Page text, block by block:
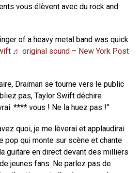
vous élèvent avec du rock and
of a heavy metal band was quick
♬ original sound – New York Post
Draiman se tourne vers le public
pas, Taylor Swift déchire
**** vous ! Ne la huez pas !”
quoi, je me lèverai et applaudirai
pop qui monte sur scène et chante
guitare en direct devant des milliers
jeunes fans. Ne parlez pas de